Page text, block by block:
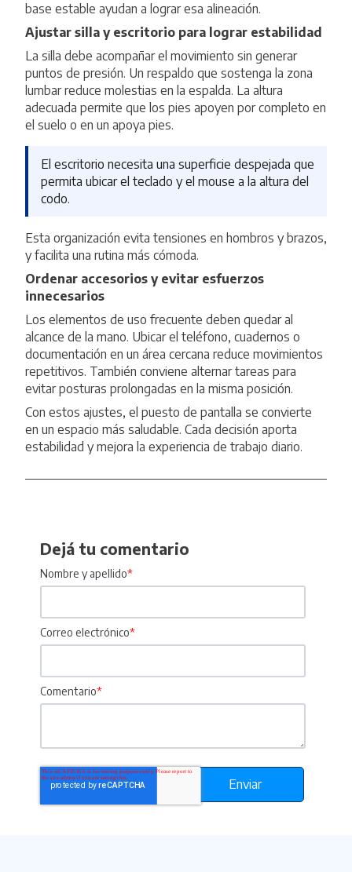
base estable ayudan a lograr esa alineación.
Ajustar silla y escritorio para lograr estabilidad
La silla debe acompañar el movimiento sin generar
puntos de presión. Un respaldo que sostenga la zona
lumbar reduce molestias en la espalda. La altura
adecuada permite que los pies apoyen por completo en
el suelo o en un apoya pies.
El escritorio necesita una superficie despejada que
permita ubicar el teclado y el mouse a la altura del
codo.
Esta organización evita tensiones en hombros y brazos,
y facilita una rutina más cómoda.
Ordenar accesorios y evitar esfuerzos
innecesarios
Los elementos de uso frecuente deben quedar al
alcance de la mano. Ubicar el teléfono, cuadernos o
documentación en un área cercana reduce movimientos
repetitivos. También conviene alternar tareas para
evitar posturas prolongadas en la misma posición.
Con estos ajustes, el puesto de pantalla se convierte
en un espacio más saludable. Cada decisión aporta
estabilidad y mejora la experiencia de trabajo diario.
Dejá tu comentario
Nombre y apellido*
Correo electrónico*
Comentario*